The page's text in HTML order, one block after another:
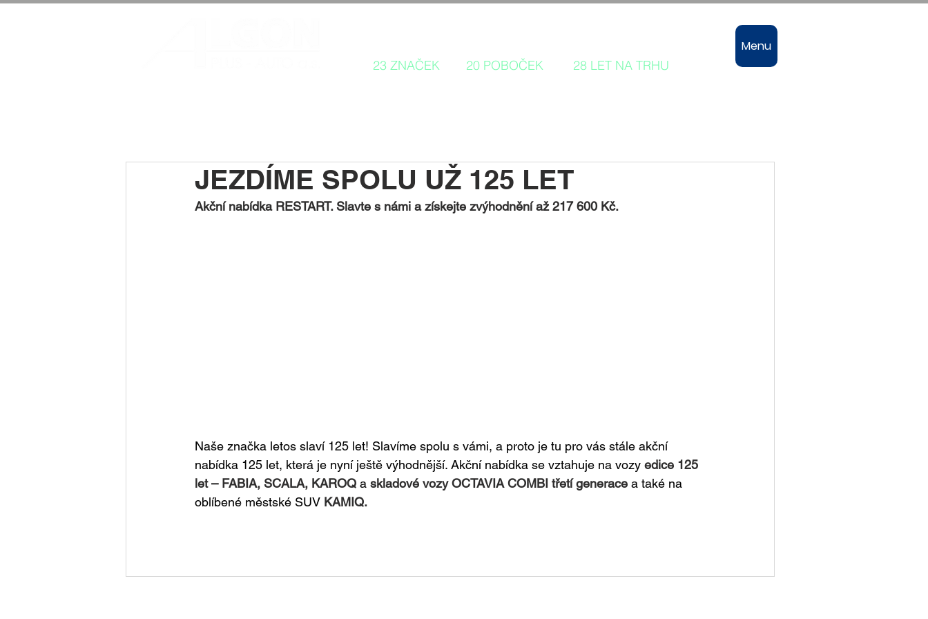
23 ZNAČEK 20 POBOČEK 28 LET NA TRHU
Menu
JEZDÍME SPOLU UŽ 125 LET
Akční nabídka RESTART. Slavte s námi a získejte zvýhodnění až 217 600 Kč.
Naše značka letos slaví 125 let! Slavíme spolu s vámi, a proto je tu pro vás stále akční
nabídka 125 let, která je nyní ještě výhodnější. Akční nabídka se vztahuje na vozy edice 125
let – FABIA, SCALA, KAROQ a skladové vozy OCTAVIA COMBI třetí generace a také na
oblíbené městské SUV KAMIQ.